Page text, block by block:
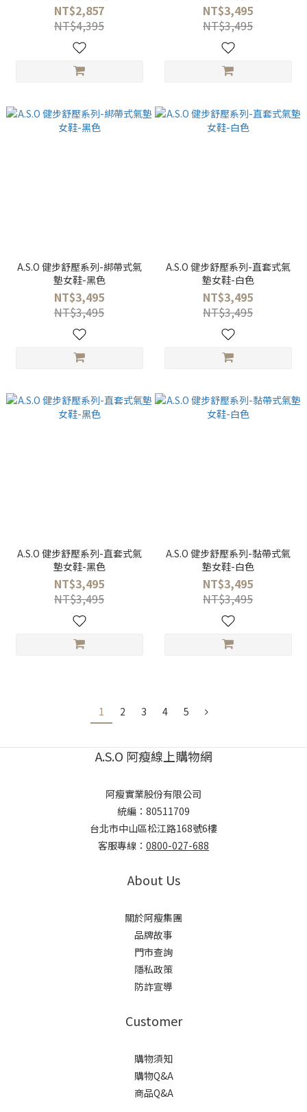
NT$2,857
NT$4,395
NT$3,495
NT$3,495
A.S.O 健步舒壓系列-綁帶式氣
墊女鞋-黑色
NT$3,495
NT$3,495
A.S.O 健步舒壓系列-直套式氣
墊女鞋-白色
NT$3,495
NT$3,495
A.S.O 健步舒壓系列-直套式氣
墊女鞋-黑色
NT$3,495
NT$3,495
A.S.O 健步舒壓系列-黏帶式氣
墊女鞋-白色
NT$3,495
NT$3,495
1 2 3 4 5
A.S.O 阿瘦線上購物網
阿瘦實業股份有限公司
統編：80511709
台北市中山區松江路168號6樓
客服專線： 0800-027-688
About Us
關於阿瘦集團
品牌故事
門市查詢
隱私政策
防詐宣導
Customer
購物須知
購物Q&A
商品Q&A